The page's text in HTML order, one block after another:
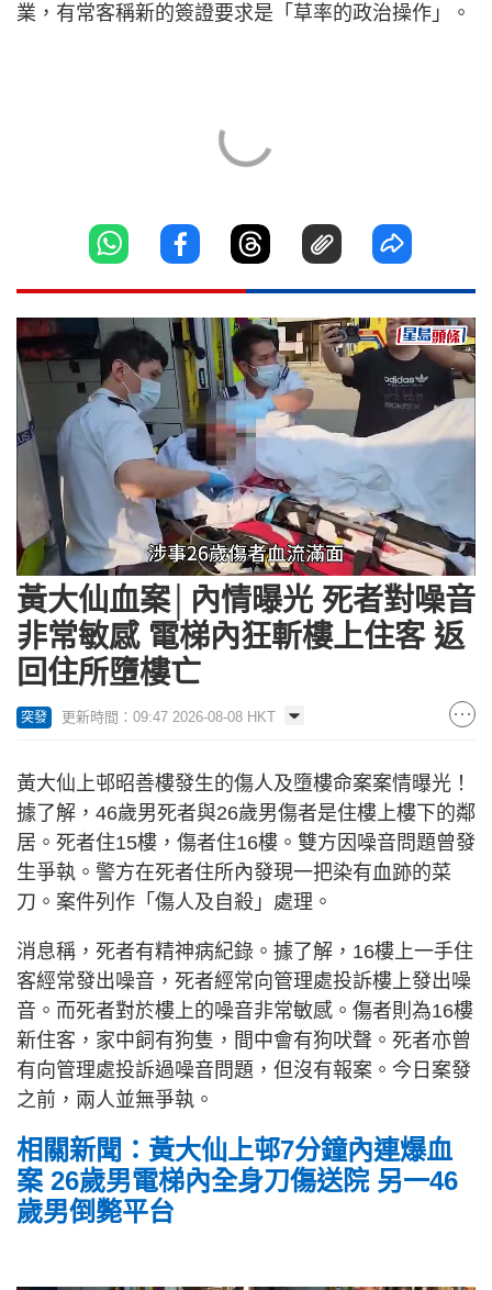
業，有常客稱新的簽證要求是「草率的政治操作」。
Unmute Loaded:
43.42%
黃大仙血案│內情曝光 死者對噪音
非常敏感 電梯內狂斬樓上住客 返
回住所墮樓亡
突發 更新時間：09:47 2026-08-08 HKT
黃大仙上邨昭善樓發生的傷人及墮樓命案案情曝光！
據了解，46歲男死者與26歲男傷者是住樓上樓下的鄰
居。死者住15樓，傷者住16樓。雙方因噪音問題曾發
生爭執。警方在死者住所內發現一把染有血跡的菜
刀。案件列作「傷人及自殺」處理。
消息稱，死者有精神病紀錄。據了解，16樓上一手住
客經常發出噪音，死者經常向管理處投訴樓上發出噪
音。而死者對於樓上的噪音非常敏感。傷者則為16樓
新住客，家中飼有狗隻，間中會有狗吠聲。死者亦曾
有向管理處投訴過噪音問題，但沒有報案。今日案發
之前，兩人並無爭執。
相關新聞：黃大仙上邨7分鐘內連爆血
案 26歲男電梯內全身刀傷送院 另一46
歲男倒斃平台